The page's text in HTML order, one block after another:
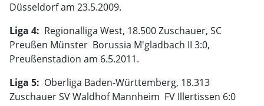
Düsseldorf am 23.5.2009.
Liga 4:  Regionalliga West, 18.500 Zuschauer, SC
Preußen Münster  Borussia M'gladbach II 3:0,
Preußenstadion am 6.5.2011.
Liga 5:  Oberliga Baden-Württemberg, 18.313
Zuschauer SV Waldhof Mannheim  FV Illertissen 6:0